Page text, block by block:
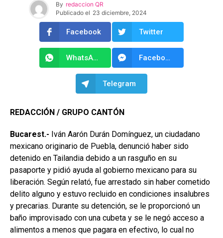
By redaccion QR
Publicado el 23 diciembre, 2024
Facebook Twitter
WhatsApp Facebook Messenger
Telegram
REDACCIÓN / GRUPO CANTÓN
Bucarest.- Iván Aarón Durán Domínguez, un ciudadano
mexicano originario de Puebla, denunció haber sido
detenido en Tailandia debido a un rasguño en su
pasaporte y pidió ayuda al gobierno mexicano para su
liberación. Según relató, fue arrestado sin haber cometido
delito alguno y estuvo recluido en condiciones insalubres
y precarias. Durante su detención, se le proporcionó un
baño improvisado con una cubeta y se le negó acceso a
alimentos a menos que pagara en efectivo, lo cual no